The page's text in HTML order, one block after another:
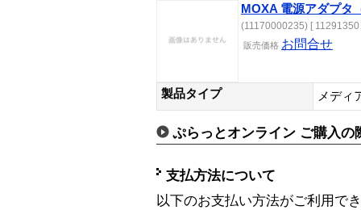
MOXA 電源アダプタ
(11170000235) [ 11291350
販売価格 お問合せ
製品タイプ メディ
ぷらっとオンライン ご購入の
支払方法について
以下のお支払い方法がご利用で